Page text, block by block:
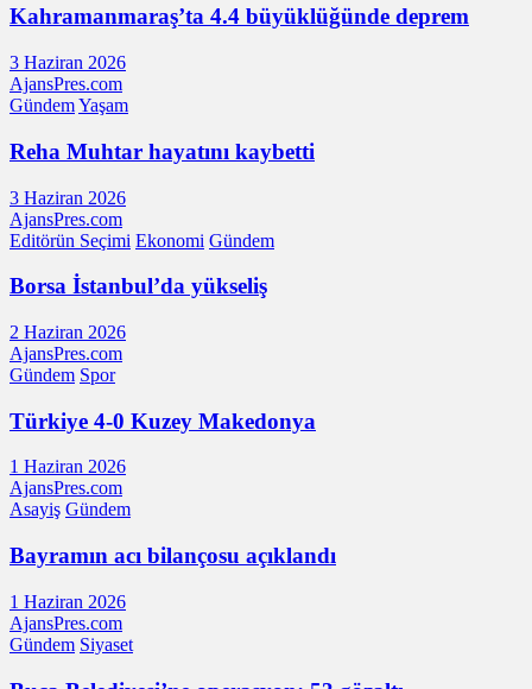
Kahramanmaraş’ta 4.4 büyüklüğünde deprem
3 Haziran 2026
AjansPres.com
GündemYaşam
Reha Muhtar hayatını kaybetti
3 Haziran 2026
AjansPres.com
Editörün Seçimi Ekonomi Gündem
Borsa İstanbul’da yükseliş
2 Haziran 2026
AjansPres.com
Gündem Spor
Türkiye 4-0 Kuzey Makedonya
1 Haziran 2026
AjansPres.com
Asayiş Gündem
Bayramın acı bilançosu açıklandı
1 Haziran 2026
AjansPres.com
Gündem Siyaset